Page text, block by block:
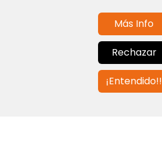
Contáctanos
info@globalagents.net
Más Info
Rechazar
¡Entendido!!